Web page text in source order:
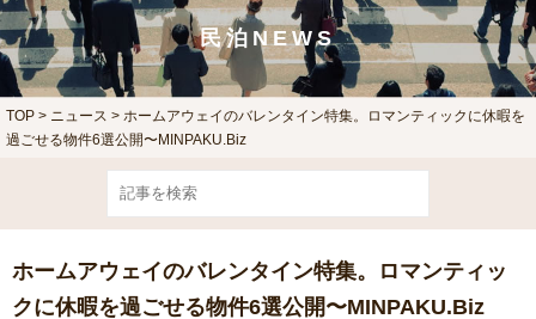
民泊NEWS
TOP > ニュース > ホームアウェイのバレンタイン特集。ロマンティックに休暇を
過ごせる物件6選公開〜MINPAKU.Biz
ホームアウェイのバレンタイン特集。ロマンティッ
クに休暇を過ごせる物件6選公開〜MINPAKU.Biz